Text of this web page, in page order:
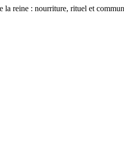
reine : nourriture, rituel et